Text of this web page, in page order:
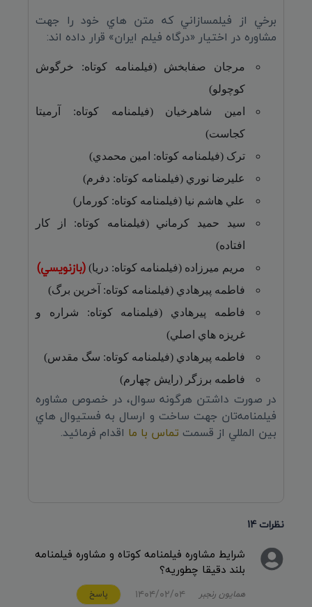
برخي از فيلمسازاني که متن هاي خود را جهت
مشاوره در اختيار «درگاه فيلم ايران» قرار داده اند:
مرجان صفابخش (فيلمنامه کوتاه: خرگوش
کوچولو)
امين شاهرخيان (فيلمنامه کوتاه: آرميتا
کجاست)
ترک (فيلمنامه کوتاه: امين محمدي)
عليرضا نوري (فيلمنامه کوتاه: دفرم)
علي هاشم نيا (فيلمنامه کوتاه: کورمار)
سيد حميد کرماني (فيلمنامه کوتاه: از کار
افتاده)
مريم ميرزاده (فيلمنامه کوتاه: دريا) (بازنويسي)
فاطمه پيرهادي (فيلمنامه کوتاه: آخرين برگ)
فاطمه پيرهادي (فيلمنامه کوتاه: شراره و
غريزه هاي اصلي)
فاطمه پيرهادي (فيلمنامه کوتاه: سگ مقدس)
فاطمه برزگر (رايش چهارم)
در صورت داشتن هرگونه سوال، در خصوص مشاوره
فيلمنامه‌تان جهت ساخت و ارسال به فستيوال هاي
بين المللي از قسمت تماس با ما اقدام فرمائيد.
نظرات 14
شرایط مشاوره فیلمنامه کوتاه و مشاوره فیلمنامه
بلند دقیقا چطوریه؟
همايون رنجبر ۱۴۰۴/۰۲/۰۴ پاسخ